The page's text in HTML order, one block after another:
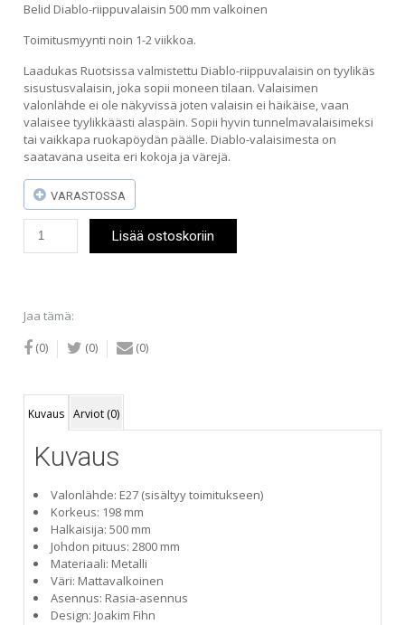
Belid Diablo-riippuvalaisin 500 mm valkoinen
Toimitusmyynti noin 1-2 viikkoa.
Laadukas Ruotsissa valmistettu Diablo-riippuvalaisin on tyylikäs
sisustusvalaisin, joka sopii moneen tilaan. Valaisimen
valonlähde ei ole näkyvissä joten valaisin ei häikäise, vaan
valaisee tyylikkäästi alaspäin. Sopii hyvin tunnelmavalaisimeksi
tai vaikkapa ruokapöydän päälle. Diablo-valaisimesta on
saatavana useita eri kokoja ja värejä.
VARASTOSSA
Diablo-
valkoinen
Lisää ostoskoriin
Jaa tämä:
(0) (0) (0)
Kuvaus Arviot (0)
Kuvaus
Valonlähde: E27 (sisältyy toimitukseen)
Korkeus: 198 mm
Halkaisija: 500 mm
Johdon pituus: 2800 mm
Materiaali: Metalli
Väri: Mattavalkoinen
Asennus: Rasia-asennus
Design: Joakim Fihn